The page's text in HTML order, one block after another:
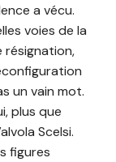
a vécu.
voies de la
résignation,
un vain mot.
plus que
Scelsi.
figures